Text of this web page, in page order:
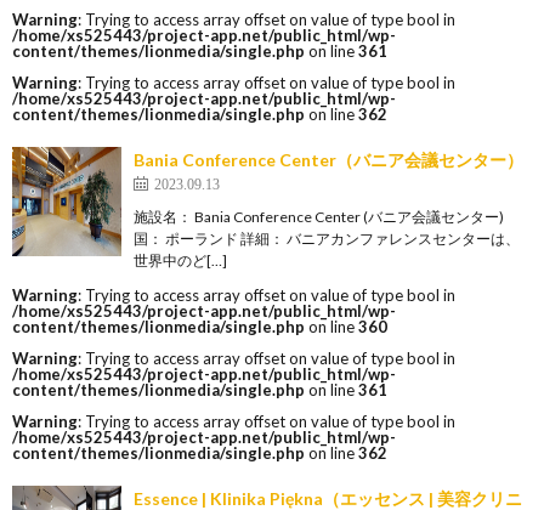
Warning: Trying to access array offset on value of type bool in
/home/xs525443/project-app.net/public_html/wp-
content/themes/lionmedia/single.php on line361
Warning: Trying to access array offset on value of type bool in
/home/xs525443/project-app.net/public_html/wp-
content/themes/lionmedia/single.php on line362
Bania Conference Center（バニア会議センター）
2023.09.13
施設名： Bania Conference Center (バニア会議センター)
国： ポーランド 詳細： バニアカンファレンスセンターは、
世界中のど[…]
Warning: Trying to access array offset on value of type bool in
/home/xs525443/project-app.net/public_html/wp-
content/themes/lionmedia/single.php on line360
Warning: Trying to access array offset on value of type bool in
/home/xs525443/project-app.net/public_html/wp-
content/themes/lionmedia/single.php on line361
Warning: Trying to access array offset on value of type bool in
/home/xs525443/project-app.net/public_html/wp-
content/themes/lionmedia/single.php on line362
Essence | Klinika Piękna（エッセンス | 美容クリニ